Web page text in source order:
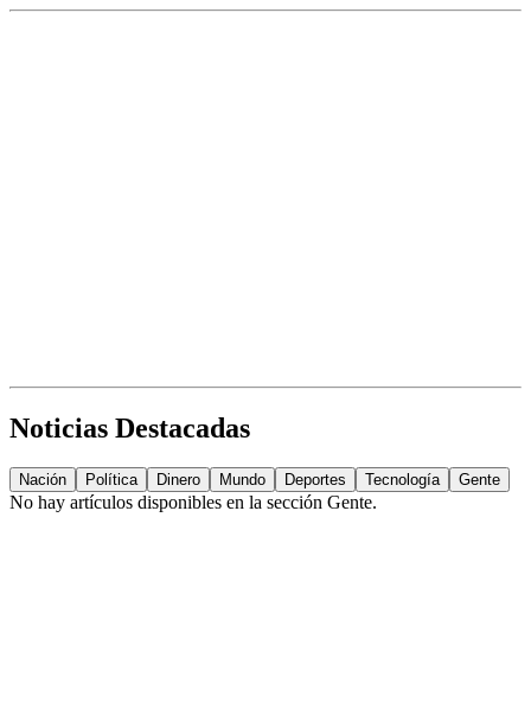
Noticias Destacadas
Nación Política Dinero Mundo Deportes Tecnología Gente
No hay artículos disponibles en la sección Gente.